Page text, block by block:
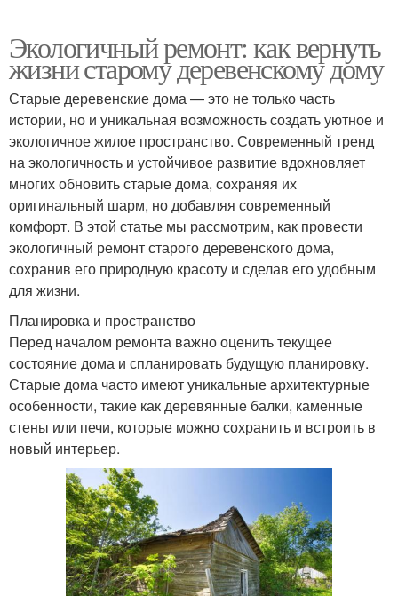
Экологичный ремонт: как вернуть
жизни старому деревенскому дому
Старые деревенские дома — это не только часть
истории, но и уникальная возможность создать уютное и
экологичное жилое пространство. Современный тренд
на экологичность и устойчивое развитие вдохновляет
многих обновить старые дома, сохраняя их
оригинальный шарм, но добавляя современный
комфорт. В этой статье мы рассмотрим, как провести
экологичный ремонт старого деревенского дома,
сохранив его природную красоту и сделав его удобным
для жизни.
Планировка и пространство
Перед началом ремонта важно оценить текущее
состояние дома и спланировать будущую планировку.
Старые дома часто имеют уникальные архитектурные
особенности, такие как деревянные балки, каменные
стены или печи, которые можно сохранить и встроить в
новый интерьер.